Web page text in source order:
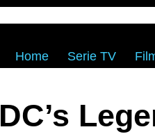
Home Serie TV
DC’s